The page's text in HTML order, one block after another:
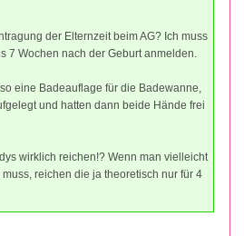
der Elternzeit beim AG? Ich muss
7 Wochen nach der Geburt anmelden.
eine Badeauflage für die Badewanne,
und hatten dann beide Hände frei
wirklich reichen!? Wenn man vielleicht
reichen die ja theoretisch nur für 4